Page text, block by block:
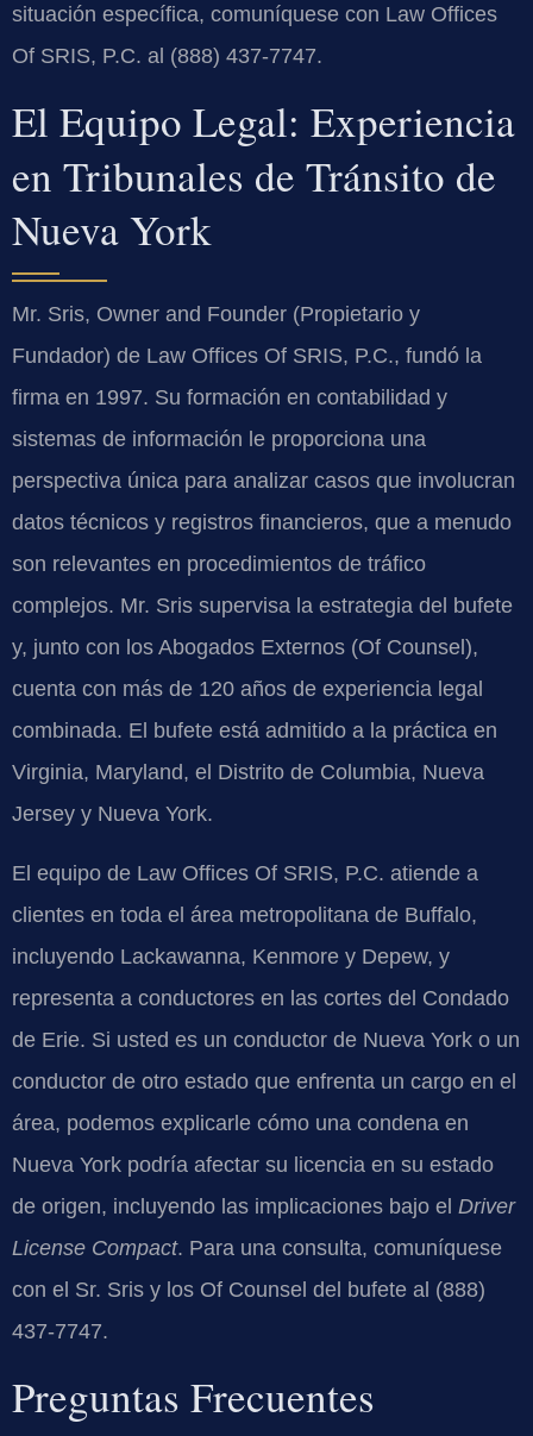
situación específica, comuníquese con Law Offices
Of SRIS, P.C. al (888) 437-7747.
El Equipo Legal: Experiencia
en Tribunales de Tránsito de
Nueva York
Mr. Sris, Owner and Founder (Propietario y
Fundador) de Law Offices Of SRIS, P.C., fundó la
firma en 1997. Su formación en contabilidad y
sistemas de información le proporciona una
perspectiva única para analizar casos que involucran
datos técnicos y registros financieros, que a menudo
son relevantes en procedimientos de tráfico
complejos. Mr. Sris supervisa la estrategia del bufete
y, junto con los Abogados Externos (Of Counsel),
cuenta con más de 120 años de experiencia legal
combinada. El bufete está admitido a la práctica en
Virginia, Maryland, el Distrito de Columbia, Nueva
Jersey y Nueva York.
El equipo de Law Offices Of SRIS, P.C. atiende a
clientes en toda el área metropolitana de Buffalo,
incluyendo Lackawanna, Kenmore y Depew, y
representa a conductores en las cortes del Condado
de Erie. Si usted es un conductor de Nueva York o un
conductor de otro estado que enfrenta un cargo en el
área, podemos explicarle cómo una condena en
Nueva York podría afectar su licencia en su estado
de origen, incluyendo las implicaciones bajo el Driver
License Compact. Para una consulta, comuníquese
con el Sr. Sris y los Of Counsel del bufete al (888)
437-7747.
Preguntas Frecuentes